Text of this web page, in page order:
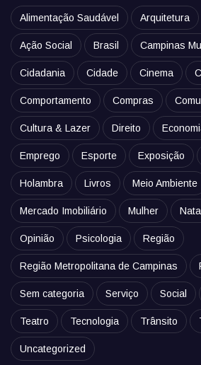
Alimentação Saudável Arquitetura
Ação Social Brasil Campinas
Cidadania Cidade Cinema
Comportamento Compras
Cultura & Lazer Direito
Emprego Esporte Exposição
Holambra Livros Meio Ambiente
Mercado Imobiliário Mulher Natal
Opinião Psicologia Região
Região Metropolitana de Campinas
Sem categoria Serviço Social
Teatro Tecnologia Trânsito
Uncategorized